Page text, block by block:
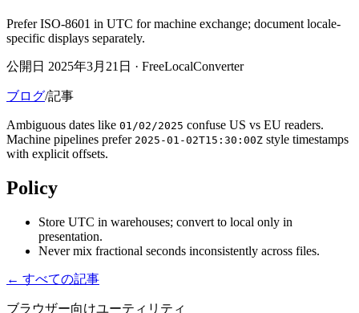
Prefer ISO-8601 in UTC for machine exchange; document locale-
specific displays separately.
公開日 2025年3月21日 · FreeLocalConverter
ブログ/記事
Ambiguous dates like 01/02/2025 confuse US vs EU readers.
Machine pipelines prefer 2025-01-02T15:30:00Z style timestamps
with explicit offsets.
Policy
Store UTC in warehouses; convert to local only in
presentation.
Never mix fractional seconds inconsistently across files.
← すべての記事
ブラウザー向けユーティリティ